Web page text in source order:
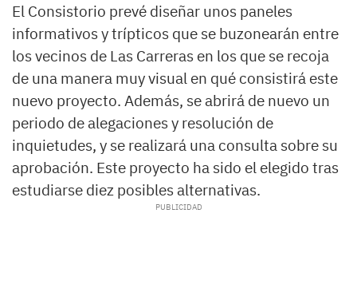
El Consistorio prevé diseñar unos paneles
informativos y trípticos que se buzonearán entre
los vecinos de Las Carreras en los que se recoja
de una manera muy visual en qué consistirá este
nuevo proyecto. Además, se abrirá de nuevo un
periodo de alegaciones y resolución de
inquietudes, y se realizará una consulta sobre su
aprobación. Este proyecto ha sido el elegido tras
estudiarse diez posibles alternativas.